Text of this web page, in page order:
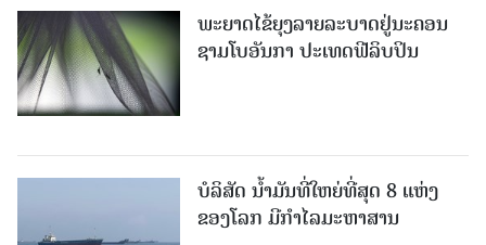
ພະຍາດໄຂ້ຍຸງລາຍລະບາດຢູ່ນະຄອນ
ຊາມໂບ​ອັນກາ ປະເທດຟີລິບປິນ
ບໍລິສັດ ນ້ຳມັນທີ່ໃຫຍ່ທີ່ສຸດ 8 ແຫ່ງ
ຂອງໂລກ ມີກຳໄລມະຫາສານ